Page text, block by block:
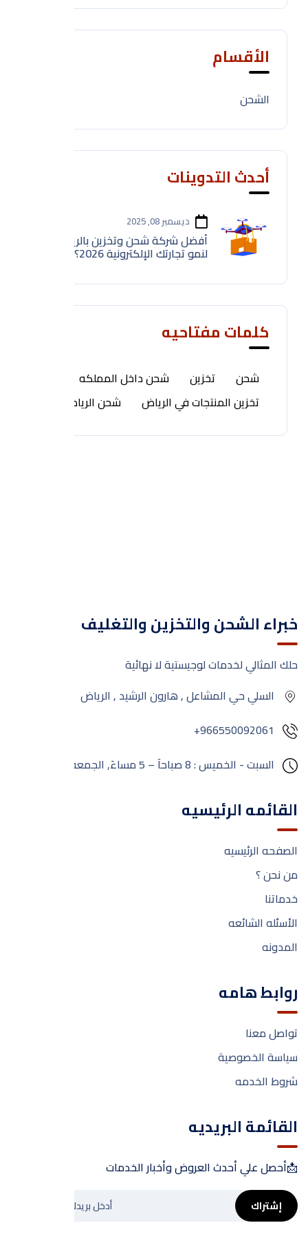
الأقسام
الشحن
أحدث التدوينات
ديسمبر 08, 2025
أفضل شركة شحن وتخزين بالرياض
لنمو تجارتك الإلكترونية 2026؟
كلمات مفتاحيه
شحن تخزين
شحن داخل المملكه
تخزين المنتجات في الرياض
شحن الرياض
خبراء الشحن والتخزين والتغليف
حلك المثالي لخدمات لوجيستية لا نهائية
السلي حي المشاعل , هارون الرشيد , الرياض
+966550092061
السبت - الخميس : 8 صباحآ – 5 مساءَ,
الجمعة:
القائمه الرئيسيه
الصفحه الرئيسيه
من نحن ؟
خدماتنا
الأسئله الشائعه
المدونه
روابط هامه
تواصل معنا
سياسة الخصوصية
شروط الخدمه
القائمة البريديه
📩أحصل علي أحدث العروض وأخبار الخدمات
إشتراك